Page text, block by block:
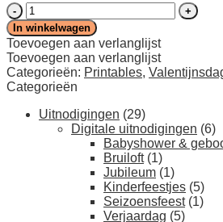
Valentijn
printables:
chocolade
wikkel
'Have
a
sweet
Valentine's
day'
In winkelwagen
Toevoegen aan verlanglijst
Toevoegen aan verlanglijst
Categorieën: Printables,
Categorieën
Uitnodigingen (29)
Digitale uitnodigingen (6)
Babyshower &
Bruiloft (1)
Jubileum (1)
Kinderfeestjes (5)
Seizoensfeest (1)
Verjaardag (5)